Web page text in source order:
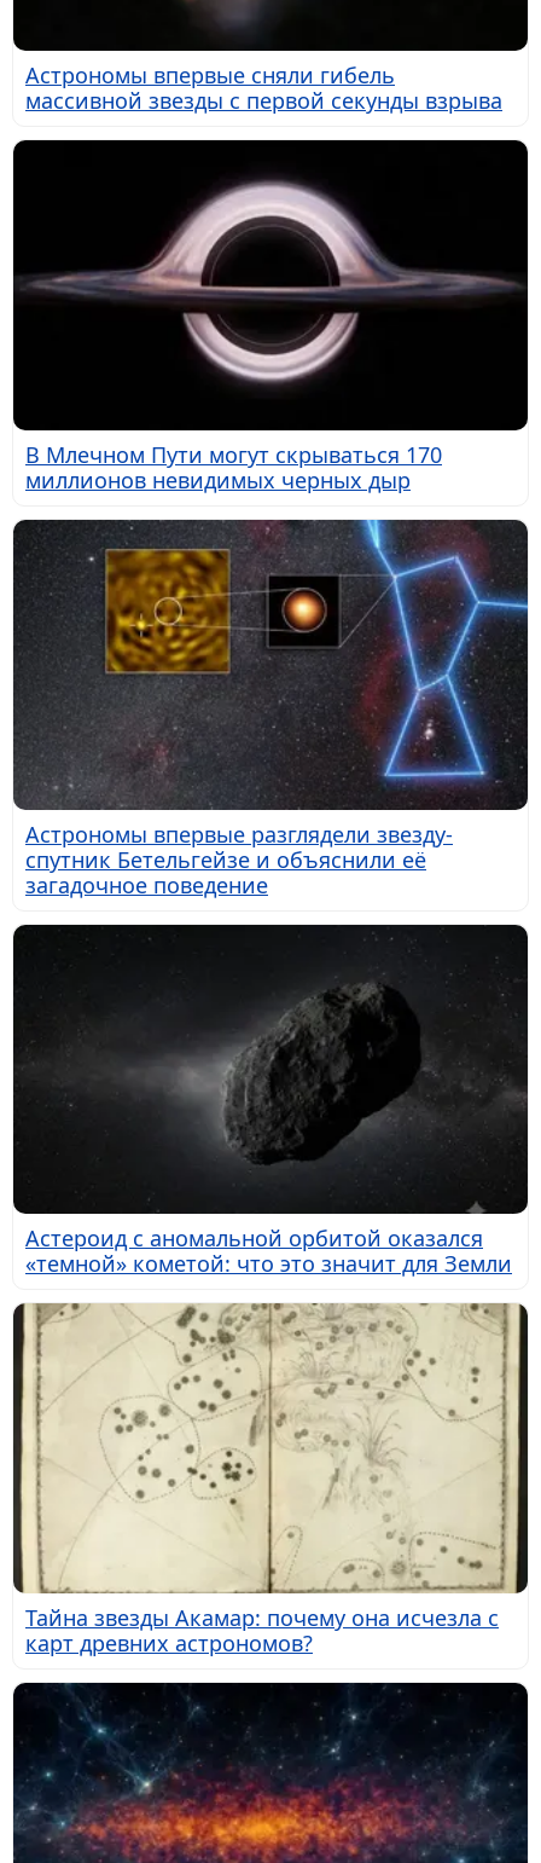
Астрономы впервые сняли гибель
массивной звезды с первой секунды взрыва
В Млечном Пути могут скрываться 170
миллионов невидимых черных дыр
Астрономы впервые разглядели звезду-
спутник Бетельгейзе и объяснили её
загадочное поведение
Астероид с аномальной орбитой оказался
«темной» кометой: что это значит для Земли
Тайна звезды Акамар: почему она исчезла с
карт древних астрономов?